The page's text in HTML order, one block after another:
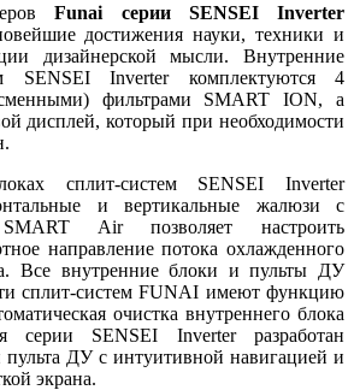
Funai серии SENSEI Inverter
достижения науки, техники и
дизайнерской мысли. Внутренние
SENSEI Inverter комплектуются 4
фильтрами SMART ION, а
дисплей, который при необходимости
сплит-систем SENSEI Inverter
и вертикальные жалюзи с
SMART Air позволяет настроить
направление потока охлажденного
Все внутренние блоки и пульты ДУ
сплит-систем FUNAI имеют функцию
очистка внутреннего блока
серии SENSEI Inverter разработан
ДУ с интуитивной навигацией и
экрана.